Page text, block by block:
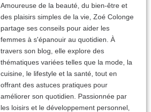
Amoureuse de la beauté, du bien-être et
des plaisirs simples de la vie, Zoé Colonge
partage ses conseils pour aider les
femmes à s'épanouir au quotidien. À
travers son blog, elle explore des
thématiques variées telles que la mode, la
cuisine, le lifestyle et la santé, tout en
offrant des astuces pratiques pour
améliorer son quotidien. Passionnée par
les loisirs et le développement personnel,